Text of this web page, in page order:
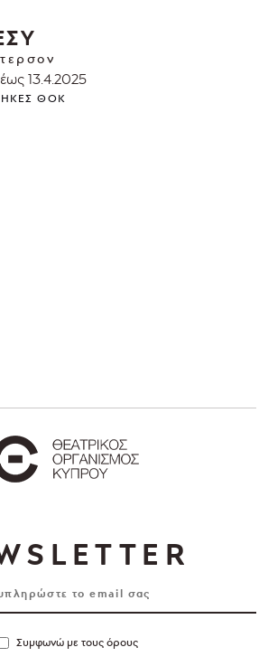
13.4.2025
ΘΟΚ
Συμφωνώ με τους όρους